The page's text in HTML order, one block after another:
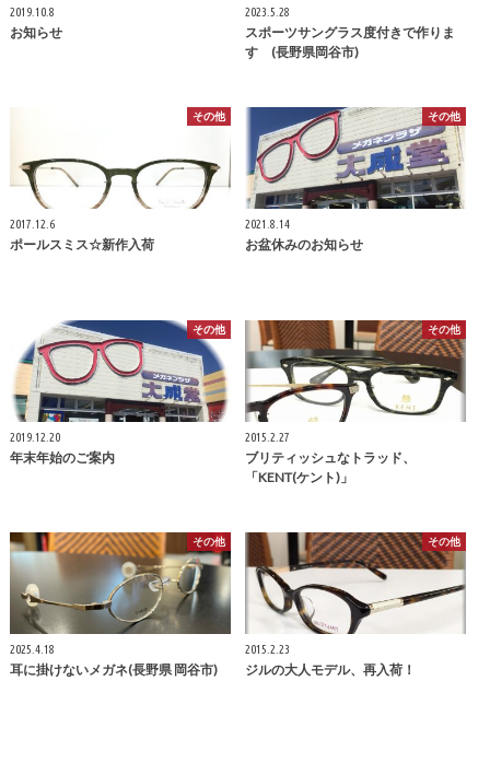
2019.10.8
お知らせ
2023.5.28
スポーツサングラス度付きで作りま
す (長野県岡谷市)
その他
2017.12.6
ポールスミス☆新作入荷
その他
2021.8.14
お盆休みのお知らせ
その他
2019.12.20
年末年始のご案内
その他
2015.2.27
ブリティッシュなトラッド、
「KENT(ケント)」
その他
2025.4.18
耳に掛けないメガネ(長野県 岡谷市)
その他
2015.2.23
ジルの大人モデル、再入荷！